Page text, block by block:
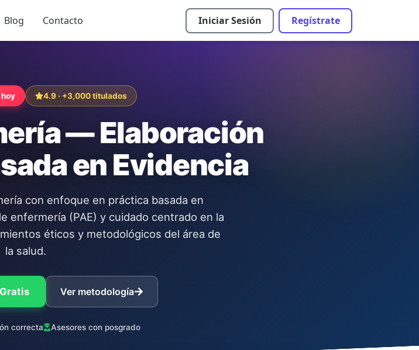
Blog Contacto Iniciar Sesión Regístrate
4.9 · +3,000 titulados
— Elaboración
en Evidencia
con enfoque en práctica basada en
enfermería (PAE) y cuidado centrado en la
éticos y metodológicos del área de
la salud.
Ver metodología
correcta Asesores con posgrado